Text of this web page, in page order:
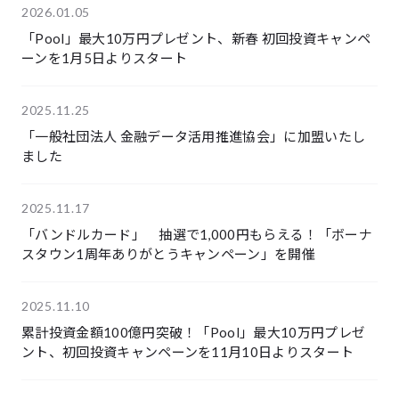
2026.01.05
「Pool」最大10万円プレゼント、新春 初回投資キャンペ
ーンを1月5日よりスタート
2025.11.25
「一般社団法人 金融データ活用推進協会」に加盟いたし
ました
2025.11.17
「バンドルカード」 抽選で1,000円もらえる！「ボーナ
スタウン1周年ありがとうキャンペーン」を開催
2025.11.10
累計投資金額100億円突破！「Pool」最大10万円プレゼ
ント、初回投資キャンペーンを11月10日よりスタート